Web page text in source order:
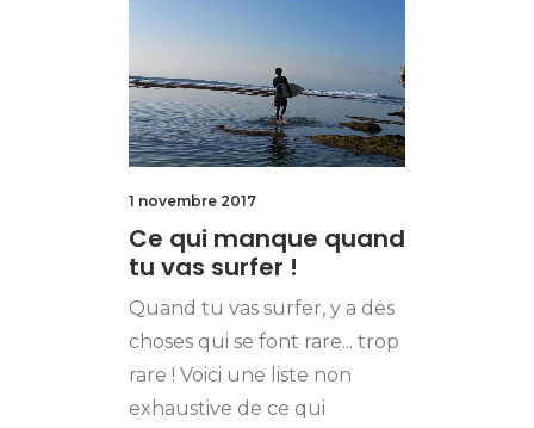
1 novembre 2017
Ce qui manque quand
tu vas surfer !
Quand tu vas surfer, y a des
choses qui se font rare... trop
rare ! Voici une liste non
exhaustive de ce qui